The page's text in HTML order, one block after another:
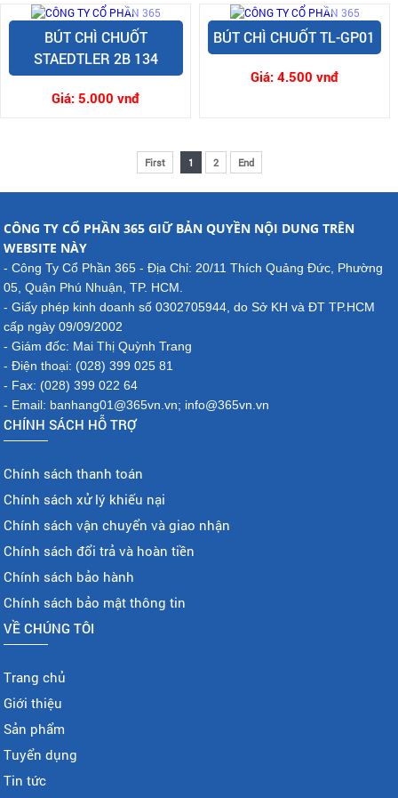
BÚT CHÌ CHUỐT
STAEDTLER 2B 134
Giá:5.000 vnđ
BÚT CHÌ CHUỐT TL-GP01
Giá: 4.500 vnđ
First 1 2 End
CÔNG TY CỔ PHẦN 365 GIỮ BẢN QUYỀN NỘI DUNG TRÊN
WEBSITE NÀY
- Công Ty Cổ Phần 365 - Địa Chỉ: 20/11 Thích Quảng Đức, Phường
05, Quận Phú Nhuận, TP. HCM.
- Giấy phép kinh doanh số 0302705944, do Sở KH và ĐT TP.HCM
cấp ngày 09/09/2002
- Giám đốc: Mai Thị Quỳnh Trang
- Điện thoại: (028) 399 025 81
- Fax: (028) 399 022 64
- Email: banhang01@365vn.vn; info@365vn.vn
CHÍNH SÁCH HỖ TRỢ
Chính sách thanh toán
Chính sách xử lý khiếu nại
Chính sách vận chuyển và giao nhận
Chính sách đổi trả và hoàn tiền
Chính sách bảo hành
Chính sách bảo mật thông tin
VỀ CHÚNG TÔI
Trang chủ
Giới thiệu
Sản phẩm
Tuyển dụng
Tin tức